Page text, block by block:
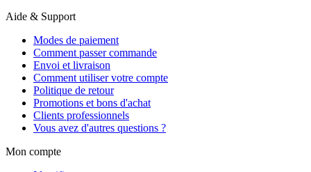
Aide & Support
Modes de paiement
Comment passer commande
Envoi et livraison
Comment utiliser votre compte
Politique de retour
Promotions et bons d'achat
Clients professionnels
Vous avez d'autres questions ?
Mon compte